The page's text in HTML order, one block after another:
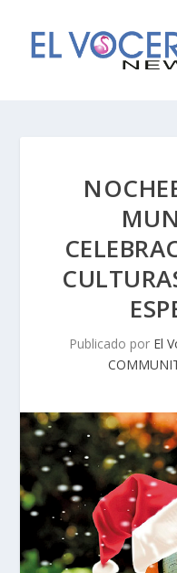
Publicado por El